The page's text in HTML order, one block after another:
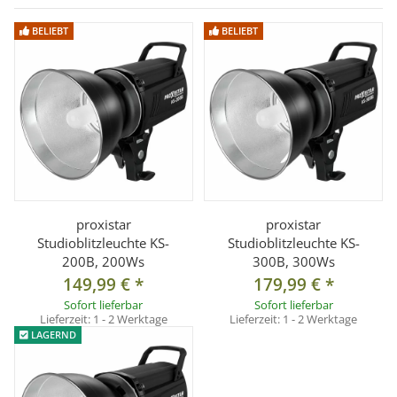
° Für weiche und natürliche Ausleuchtung
Passend für Blitzgeräte/Leuchten von z.B.
- Blitze und Leuchten mit Bowens Anschluss
Abmessungen:
Transportgröße inkl. Tasche: Durchmesser ca. 18 cm, Länge
Beauty Dish zusammengelegt: Durchmesser ca. 17 cm, Länge
ca. 45 cm
Außendurchmesser: ca. 80 cm
Tiefe: ca. 25 cm
Gewicht des Beauty Dish inkl. Frontdiffusor und Adapter: ca.
BELIEBT
proxistar
Studioblitzleuchte KS-
200B, 200Ws
149,99 €*
Sofort lieferbar
Lieferzeit: 1 - 2 Werktage
BELIEBT
proxistar
Studioblitzleuchte KS-
300B, 300Ws
179,99 €*
Sofort lieferbar
Lieferzeit: 1 - 2 Werktage
LAGERND